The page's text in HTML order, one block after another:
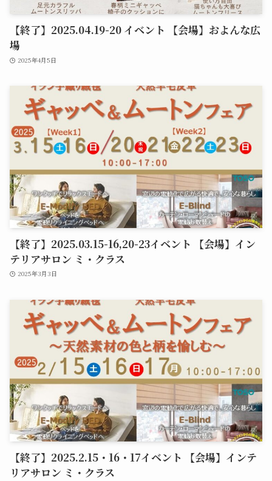
【終了】2025.04.19-20 イベント 【会場】およんな広
場
2025年4月5日
【終了】2025.03.15-16,20-23イベント 【会場】イン
テリアサロン ミ・クラス
2025年3月3日
【終了】2025.2.15・16・17イベント 【会場】インテ
リアサロン ミ・クラス